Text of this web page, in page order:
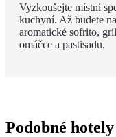
Vyzkoušejte místní
kuchyní. Až budete
aromatické sofrito,
omáčce a pastisadu.
Podobné